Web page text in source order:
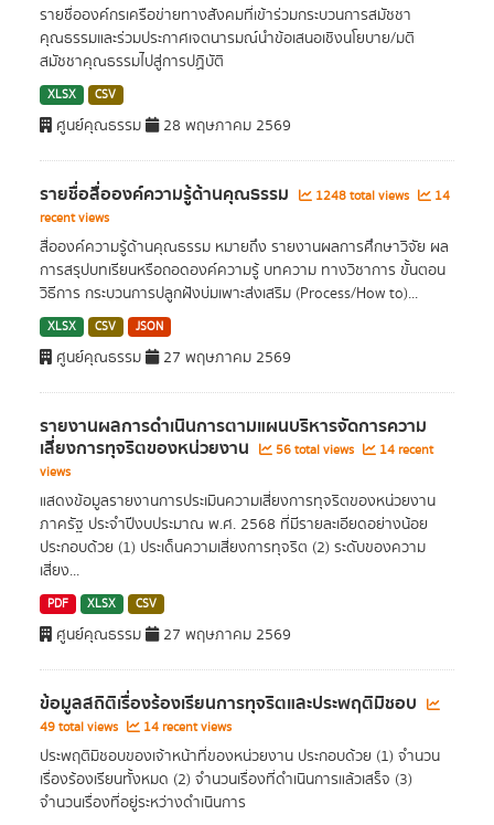
รายชื่อองค์กรเครือข่ายทางสังคมที่เข้าร่วมกระบวนการสมัชชา
คุณธรรมและร่วมประกาศเจตนารมณ์นำข้อเสนอเชิงนโยบาย/มติ
สมัชชาคุณธรรมไปสู่การปฏิบัติ
XLSX CSV
ศูนย์คุณธรรม 28 พฤษภาคม 2569
รายชื่อสื่อองค์ความรู้ด้านคุณธรรม 1248 total views
14
recent views
สื่อองค์ความรู้ด้านคุณธรรม หมายถึง รายงานผลการศึกษาวิจัย ผล
การสรุปบทเรียนหรือถอดองค์ความรู้ บทความ ทางวิชาการ ขั้นตอน
วิธีการ กระบวนการปลูกฝังบ่มเพาะส่งเสริม (Process/How to)...
XLSX CSV JSON
ศูนย์คุณธรรม 27 พฤษภาคม 2569
รายงานผลการดำเนินการตามแผนบริหารจัดการความ
เสี่ยงการทุจริตของหน่วยงาน 56 total views
14 recent
views
แสดงข้อมูลรายงานการประเมินความเสี่ยงการทุจริตของหน่วยงาน
ภาครัฐ ประจำปีงบประมาณ พ.ศ. 2568 ที่มีรายละเอียดอย่างน้อย
ประกอบด้วย (1) ประเด็นความเสี่ยงการทุจริต (2) ระดับของความ
เสี่ยง...
PDF XLSX CSV
ศูนย์คุณธรรม 27 พฤษภาคม 2569
ข้อมูลสถิติเรื่องร้องเรียนการทุจริตและประพฤติมิชอบ
49 total views 14 recent views
ประพฤติมิชอบของเจ้าหน้าที่ของหน่วยงาน ประกอบด้วย (1) จำนวน
เรื่องร้องเรียนทั้งหมด (2) จำนวนเรื่องที่ดำเนินการแล้วเสร็จ (3)
จำนวนเรื่องที่อยู่ระหว่างดำเนินการ